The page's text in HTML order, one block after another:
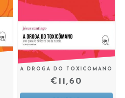
A DROGA DO TOXICOMANO
€11,60